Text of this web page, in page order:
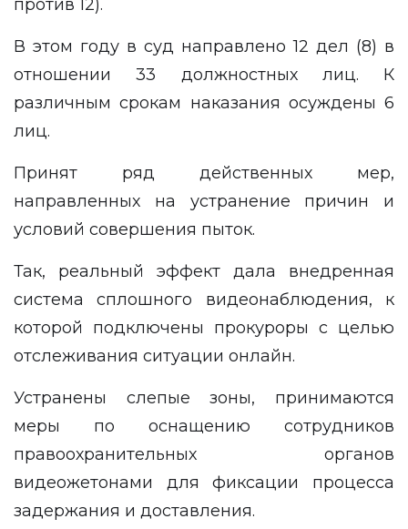
против 12).
В этом году в суд направлено 12 дел (8) в
отношении 33 должностных лиц. К
различным срокам наказания осуждены 6
лиц.
Принят ряд действенных мер,
направленных на устранение причин и
условий совершения пыток.
Так, реальный эффект дала внедренная
система сплошного видеонаблюдения, к
которой подключены прокуроры с целью
отслеживания ситуации онлайн.
Устранены слепые зоны, принимаются
меры по оснащению сотрудников
правоохранительных органов
видеожетонами для фиксации процесса
задержания и доставления.